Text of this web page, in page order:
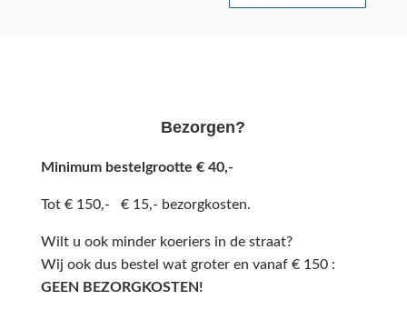
Bezorgen?
Minimum bestelgrootte € 40,-
Tot € 150,- € 15,- bezorgkosten.
Wilt u ook minder koeriers in de straat?
Wij ook dus bestel wat groter en vanaf € 150 :
GEEN BEZORGKOSTEN!